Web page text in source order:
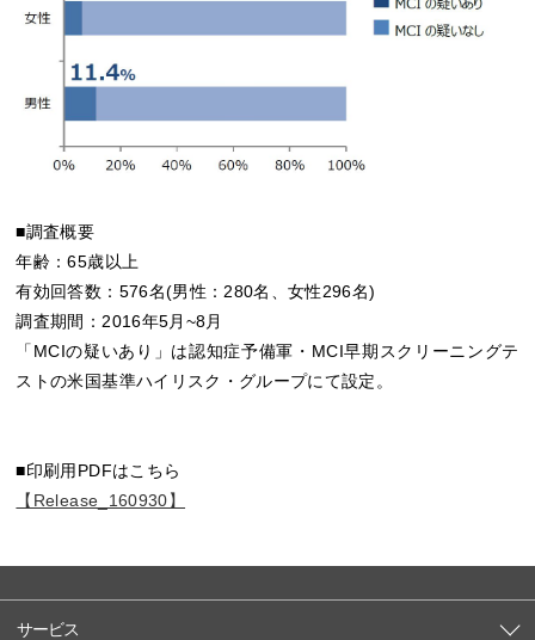
■調査概要
年齢：65歳以上
有効回答数：576名(男性：280名、女性296名)
調査期間：2016年5月~8月
「MCIの疑いあり」は認知症予備軍・MCI早期スクリーニングテ
ストの米国基準ハイリスク・グループにて設定。
■印刷用PDFはこちら
【Release_160930】
サービス